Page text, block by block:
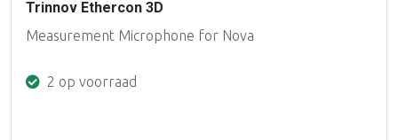
Trinnov Ethercon 3D
Measurement Microphone for Nova
2 op voorraad